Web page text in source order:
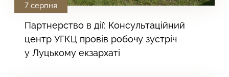
7 серпня
Партнерство в дії: Консультаційний
центр УГКЦ провів робочу зустріч
у Луцькому екзархаті